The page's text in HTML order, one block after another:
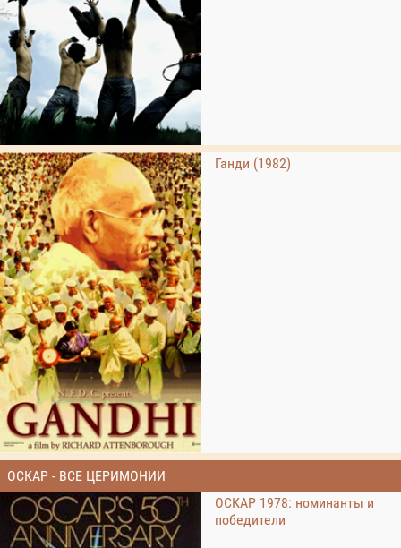
Ганди (1982)
ОСКАР - ВСЕ ЦЕРИМОНИИ
ОСКАР 1978: номинанты и
победители